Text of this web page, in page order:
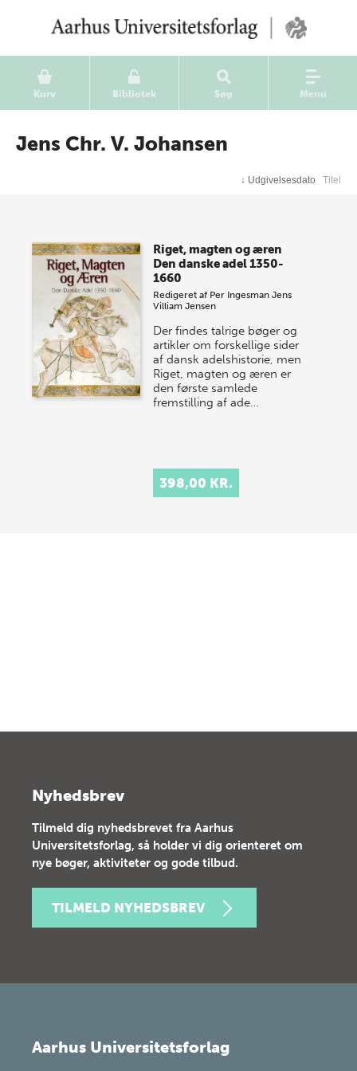
Kurv Bibliotek Søg Menu
Jens Chr. V. Johansen
↓ Udgivelsesdato Titel
Riget, magten og æren
Den danske adel 1350-
1660
Redigeret af Per Ingesman Jens
Villiam Jensen
Der findes talrige bøger og
artikler om forskellige sider
af dansk adelshistorie, men
Riget, magten og æren er
den første samlede
fremstilling af ade…
398,00 KR.
Nyhedsbrev
Tilmeld dig nyhedsbrevet fra Aarhus
Universitetsforlag, så holder vi dig orienteret om
nye bøger, aktiviteter og gode tilbud.
TILMELD NYHEDSBREV
Aarhus Universitetsforlag